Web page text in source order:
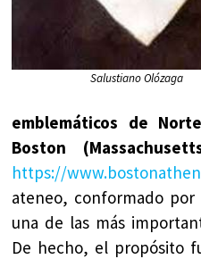
Salustiano Olózaga
emblemáticos de
Boston
https://
ateneo, conformado
una de las más
De hecho, el propósito